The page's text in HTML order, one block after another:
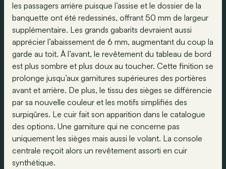
les passagers arrière puisque l’assise et le dossier de la
banquette ont été redessinés, offrant 50 mm de largeur
supplémentaire. Les grands gabarits devraient aussi
apprécier l’abaissement de 6 mm, augmentant du coup la
garde au toit. À l’avant, le revêtement du tableau de bord
est plus sombre et plus doux au toucher. Cette finition se
prolonge jusqu’aux garnitures supérieures des portières
avant et arrière. De plus, le tissu des sièges se différencie
par sa nouvelle couleur et les motifs simplifiés des
surpiqûres. Le cuir fait son apparition dans le catalogue
des options. Une garniture qui ne concerne pas
uniquement les sièges mais aussi le volant. La console
centrale reçoit alors un revêtement assorti en cuir
synthétique.